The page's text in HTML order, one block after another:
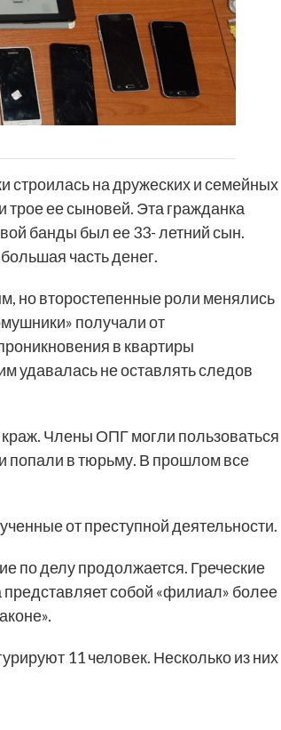
строилась на дружеских и семейных
трое ее сыновей. Эта гражданка
банды был ее 33- летний сын.
часть денег.
но второстепенные роли менялись
получали от
в квартиры
удавалась не оставлять следов
Члены ОПГ могли пользоваться
попали в тюрьму. В прошлом все
от преступной деятельности.
по делу продолжается. Греческие
собой «филиал» более
11 человек. Несколько из них